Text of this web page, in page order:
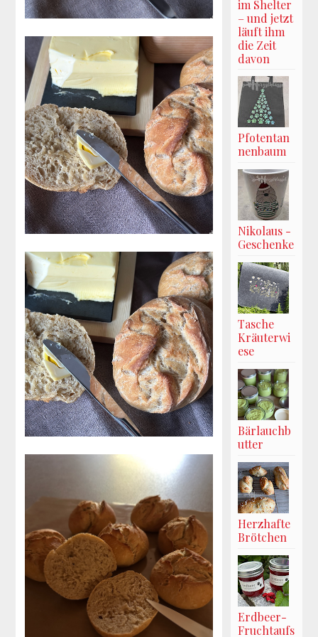
im Shelter
– und jetzt
läuft ihm
die Zeit
davon
Pfotentan
nenbaum
Nikolaus -
Geschenke
Tasche
Kräuterwi
ese
Bärlauchb
utter
Herzhafte
Brötchen
Erdbeer-
Fruchtaufs